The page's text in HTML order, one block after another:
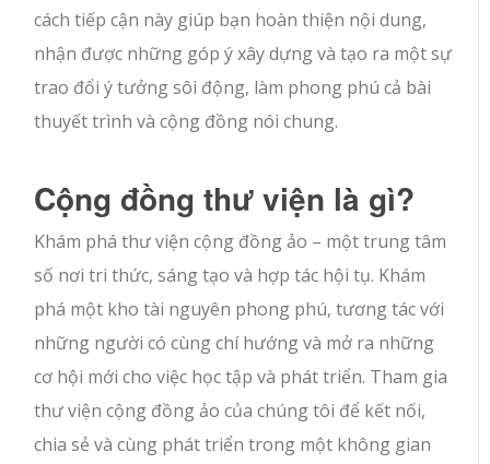
cách tiếp cận này giúp bạn hoàn thiện nội dung,
nhận được những góp ý xây dựng và tạo ra một sự
trao đổi ý tưởng sôi động, làm phong phú cả bài
thuyết trình và cộng đồng nói chung.
Cộng đồng thư viện là gì?
Khám phá thư viện cộng đồng ảo – một trung tâm
số nơi tri thức, sáng tạo và hợp tác hội tụ. Khám
phá một kho tài nguyên phong phú, tương tác với
những người có cùng chí hướng và mở ra những
cơ hội mới cho việc học tập và phát triển. Tham gia
thư viện cộng đồng ảo của chúng tôi để kết nối,
chia sẻ và cùng phát triển trong một không gian